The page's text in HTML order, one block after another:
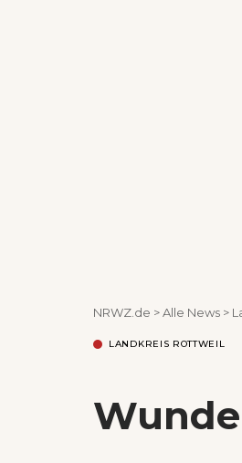
NRWZ.de >Alle News >
LANDKREIS ROTTWEIL